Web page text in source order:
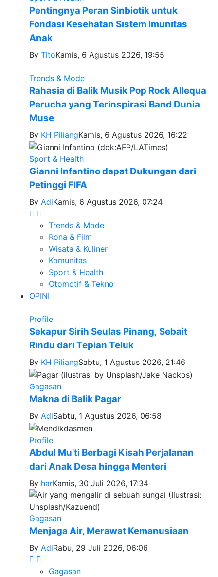
Pentingnya Peran Sinbiotik untuk
Fondasi Kesehatan Sistem Imunitas
Anak
By TitoKamis, 6 Agustus 2026, 19:55
Trends & Mode
Rahasia di Balik Musik Pop Rock Allequa
Perucha yang Terinspirasi Band Dunia
Muse
By KH PiliangKamis, 6 Agustus 2026, 16:22
Sport & Health
Gianni Infantino dapat Dukungan dari
Petinggi FIFA
By AdiKamis, 6 Agustus 2026, 07:24
Trends & Mode
Rona & Film
Wisata & Kuliner
Komunitas
Sport & Health
Otomotif & Tekno
OPINI
Profile
Sekapur Sirih Seulas Pinang, Sebait
Rindu dari Tepian Teluk
By KH PiliangSabtu, 1 Agustus 2026, 21:46
Gagasan
Makna di Balik Pagar
By AdiSabtu, 1 Agustus 2026, 06:58
Profile
Abdul Mu’ti Berbagi Kisah Perjalanan
dari Anak Desa hingga Menteri
By harKamis, 30 Juli 2026, 17:34
Gagasan
Menjaga Air, Merawat Kemanusiaan
By AdiRabu, 29 Juli 2026, 06:06
Gagasan